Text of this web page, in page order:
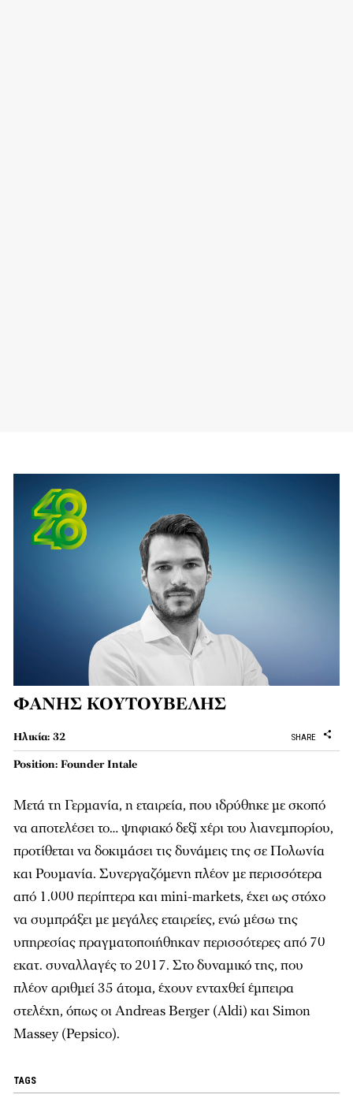
ΦΑΝΗΣ ΚΟΥΤΟΥΒΕΛΗΣ
SHARE
Ηλικία: 32
Position: Founder Intale
Μετά τη Γερμανία, η εταιρεία, που ιδρύθηκε με σκοπό
να αποτελέσει το… ψηφιακό δεξί χέρι του λιανεμπορίου,
προτίθεται να δοκιμάσει τις δυνάμεις της σε Πολωνία
και Ρουμανία. Συνεργαζόμενη πλέον με περισσότερα
από 1.000 περίπτερα και mini-markets, έχει ως στόχο
να συμπράξει με μεγάλες εταιρείες, ενώ μέσω της
υπηρεσίας πραγματοποιήθηκαν περισσότερες από 70
εκατ. συναλλαγές το 2017. Στο δυναμικό της, που
πλέον αριθμεί 35 άτομα, έχουν ενταχθεί έμπειρα
στελέχη, όπως οι Andreas Berger (Aldi) και Simon
Massey (Pepsico).
TAGS